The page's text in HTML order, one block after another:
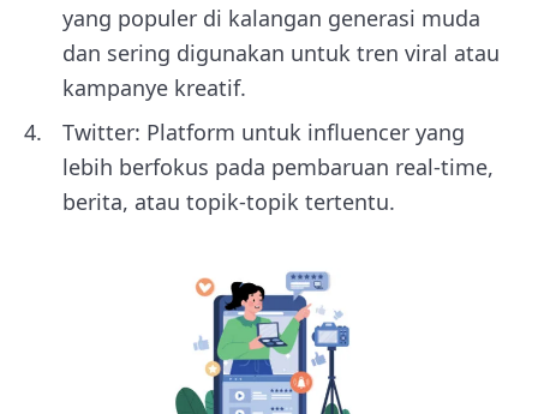
yang populer di kalangan generasi muda
dan sering digunakan untuk tren viral atau
kampanye kreatif.
Twitter: Platform untuk influencer yang
lebih berfokus pada pembaruan real-time,
berita, atau topik-topik tertentu.